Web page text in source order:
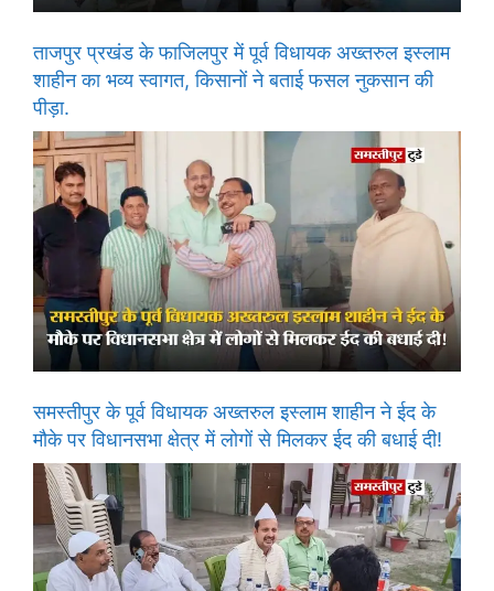
ताजपुर प्रखंड के फाजिलपुर में पूर्व विधायक अख्तरुल इस्लाम
शाहीन का भव्य स्वागत, किसानों ने बताई फसल नुकसान की
पीड़ा.
समस्तीपुर के पूर्व विधायक अख्तरुल इस्लाम शाहीन ने ईद के
मौके पर विधानसभा क्षेत्र में लोगों से मिलकर ईद की बधाई दी!